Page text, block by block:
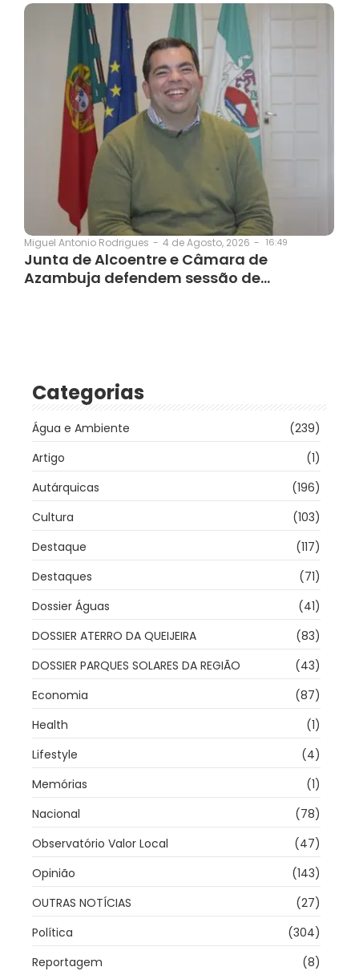
Miguel Antonio Rodrigues - 4 de Agosto, 2026 - 16:49
Junta de Alcoentre e Câmara de
Azambuja defendem sessão de…
Categorias
Água e Ambiente
(239)
Artigo
(1)
Autárquicas
(196)
Cultura
(103)
Destaque
(117)
Destaques
(71)
Dossier Águas
(41)
DOSSIER ATERRO DA QUEIJEIRA
(83)
DOSSIER PARQUES SOLARES DA REGIÃO
(43)
Economia
(87)
Health
(1)
Lifestyle
(4)
Memórias
(1)
Nacional
(78)
Observatório Valor Local
(47)
Opinião
(143)
OUTRAS NOTÍCIAS
(27)
Política
(304)
Reportagem
(8)